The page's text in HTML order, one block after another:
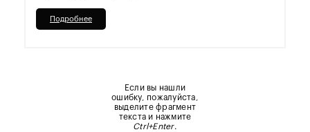
Подробнее
Если вы нашли
ошибку, пожалуйста,
выделите фрагмент
текста и нажмите
Ctrl+Enter.